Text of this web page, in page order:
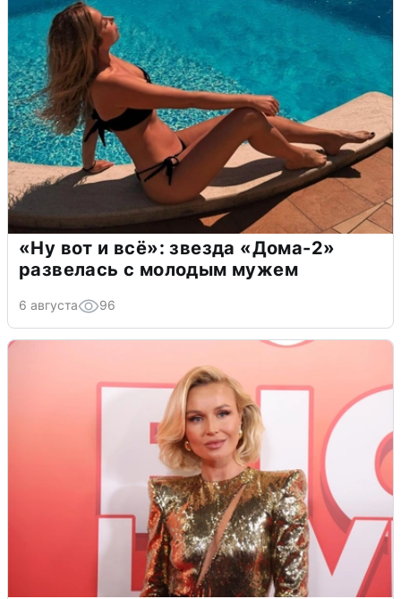
«Ну вот и всё»: звезда «Дома-2»
развелась с молодым мужем
6 августа 96